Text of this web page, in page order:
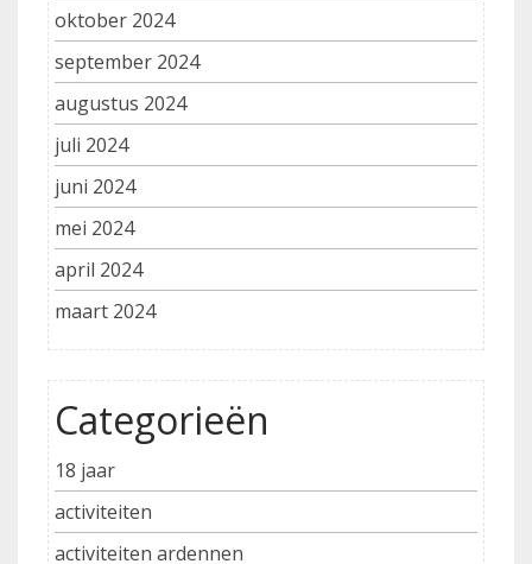
oktober 2024
september 2024
augustus 2024
juli 2024
juni 2024
mei 2024
april 2024
maart 2024
Categorieën
18 jaar
activiteiten
activiteiten ardennen